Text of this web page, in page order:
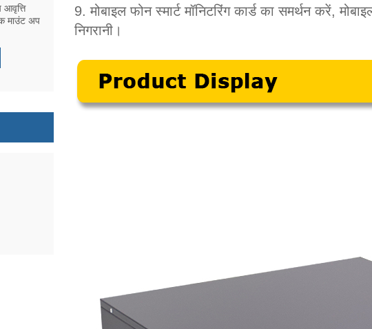
9. मोबाइल फोन स्मार्ट मॉनिटरिंग कार्ड का समर्थन करें,
निगरानी।
माउंट अप